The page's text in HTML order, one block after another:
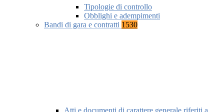
Tipologie di controllo
Obblighi e adempimenti
Bandi di gara e contratti 1530